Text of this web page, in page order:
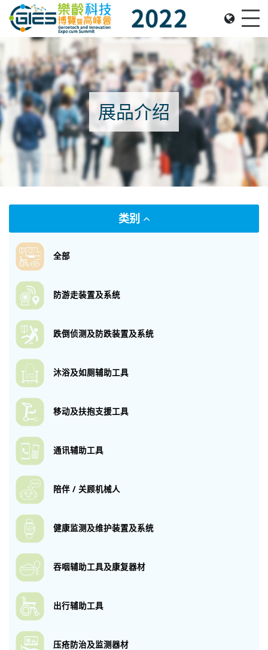
Date: Expo: 2-5 Nov 2022, Venue: Hall 1A-C, HKCEC
展品介绍
类别
全部
防游走装置及系统
跌倒侦测及防跌装置及系统
沐浴及如厕辅助工具
移动及扶抱支援工具
通讯辅助工具
陪伴 / 关顾机械人
健康监测及维护装置及系统
吞咽辅助工具及康复器材
出行辅助工具
压疮防治及监测器材